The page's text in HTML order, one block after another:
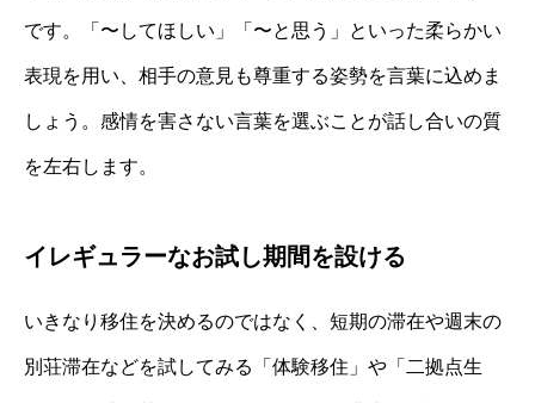
です。「〜してほしい」「〜と思う」といった柔らかい
表現を用い、相手の意見も尊重する姿勢を言葉に込めま
しょう。感情を害さない言葉を選ぶことが話し合いの質
を左右します。
イレギュラーなお試し期間を設ける
いきなり移住を決めるのではなく、短期の滞在や週末の
別荘滞在などを試してみる「体験移住」や「二拠点生